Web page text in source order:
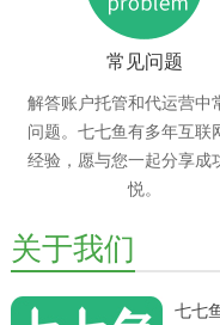
常见问题
解答账户托管和代运营中
问题。七七鱼有多年互联
经验，愿与您一起分享成
悦。
关于我们
七七